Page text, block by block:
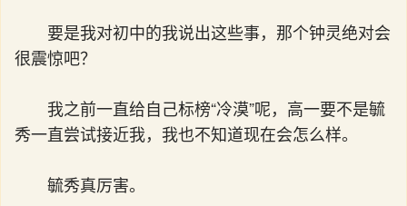
要是我对初中的我说出这些事，那个钟灵绝对会
很震惊吧？
我之前一直给自己标榜“冷漠”呢，高一要不是毓
秀一直尝试接近我，我也不知道现在会怎么样。
毓秀真厉害。